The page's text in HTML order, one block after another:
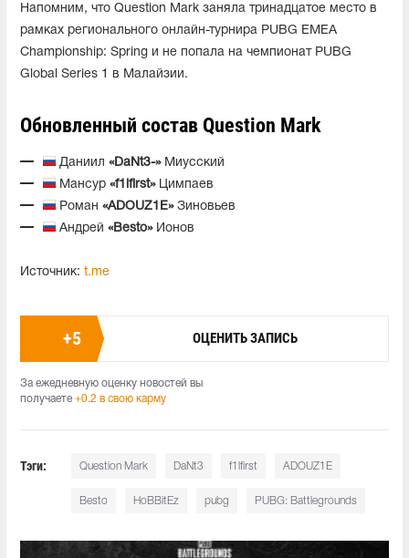
Напомним, что Question Mark заняла тринадцатое место в
рамках регионального онлайн-турнира PUBG EMEA
Championship: Spring и не попала на чемпионат PUBG
Global Series 1 в Малайзии.
Обновленный состав Question Mark
Даниил «DaNt3-»Миусский
Мансур «f1lfirst»Цимпаев
Роман «ADOUZ1E»Зиновьев
Андрей «Besto»Ионов
Источник: t.me
+5 ОЦЕНИТЬ ЗАПИСЬ
За ежедневную оценку новостей вы
получаете +0.2 в свою карму
Тэги: Question Mark DaNt3 f1lfirst ADOUZ1E
Besto HoBBitEz pubg PUBG: Battlegrounds